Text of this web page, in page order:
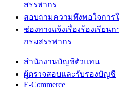
สรรพากร
สอบถามความพึงพอใจการ
ช่องทางแจ้งเรื่องร้องเรีย
กรมสรรพากร
สำนักงานบัญชีตัวแทน
ผู้ตรวจสอบและรับรองบัญชี
E-Commerce